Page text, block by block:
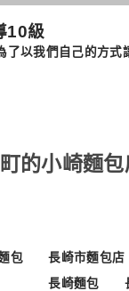
10級
我們自己的方式
的小崎麵包
包 長崎市麵包店
長崎麵包